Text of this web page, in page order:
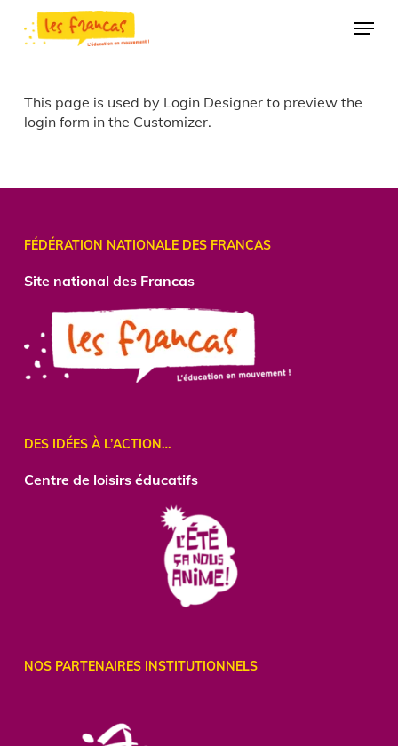
Panneau de gestion des cookies
main
Menu
This page is used by Login Designer to preview the
login form in the Customizer.
FÉDÉRATION NATIONALE DES FRANCAS
Site national des Francas
DES IDÉES À L’ACTION…
Centre de loisirs éducatifs
NOS PARTENAIRES INSTITUTIONNELS